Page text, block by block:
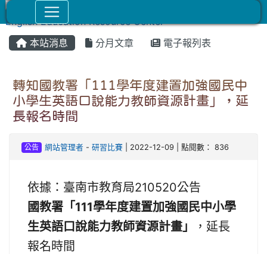
本站消息 分月文章 電子報列表
轉知國教署「111學年度建置加強國民中
小學生英語口說能力教師資源計畫」，延
長報名時間
公告 網站管理者 - 研習比賽| 2022-12-09 | 點閱數： 836
依據：臺南市教育局210520公告
國教署「111學年度建置加強國民中小學
生英語口說能力教師資源計畫」
，延長
報名時間